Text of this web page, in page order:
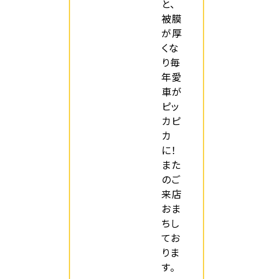
と、
被膜
が厚
くな
り毎
年愛
車が
ピッ
カピ
カ
に！
また
のご
来店
おま
ちし
てお
りま
す。